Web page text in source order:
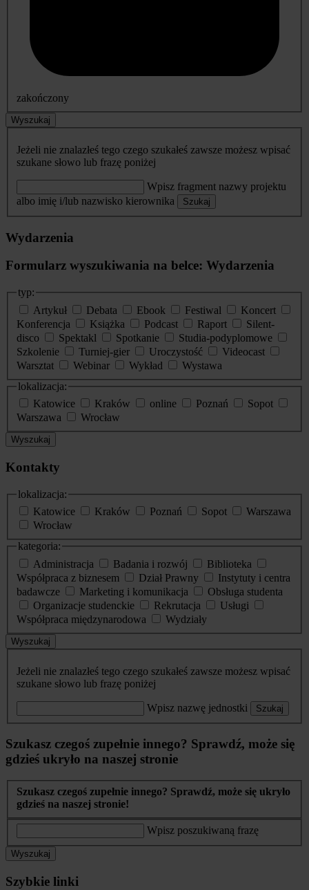
zakończony
Wyszukaj
Jeżeli nie znalazłeś tego czego szukałeś zawsze możesz wpisać
szukane słowo lub frazę poniżej
Wpisz fragment nazwy projektu
albo imię i/lub nazwisko kierownika
Szukaj
Wydarzenia
Formularz wyszukiwania na belce: Wydarzenia
typ:
Artykuł
Debata Ebook Festiwal
Koncert
Konferencja
Książka Podcast Raport
Silent-
disco
Spektakl Spotkanie
Studia-podyplomowe
Szkolenie
Turniej-gier Uroczystość
Videocast
Warsztat
Webinar Wykład
Wystawa
lokalizacja:
Katowice
Kraków online Poznań
Sopot
Warszawa
Wrocław
Wyszukaj
Kontakty
lokalizacja:
Katowice
Kraków Poznań Sopot
Warszawa
Wrocław
kategoria:
Administracja
Badania i rozwój
Biblioteka
Współpraca z biznesem
Dział Prawny
Instytuty i centra
badawcze
Marketing i komunikacja
Obsługa studenta
Organizacje studenckie
Rekrutacja
Usługi
Współpraca międzynarodowa
Wydziały
Wyszukaj
Jeżeli nie znalazłeś tego czego szukałeś zawsze możesz wpisać
szukane słowo lub frazę poniżej
Wpisz nazwę jednostki Szukaj
Szukasz czegoś zupełnie innego? Sprawdź, może się
gdzieś ukryło na naszej stronie
Szukasz czegoś zupełnie innego? Sprawdź, może się ukryło
gdzieś na naszej stronie!
Wpisz poszukiwaną frazę
Wyszukaj
Szybkie linki